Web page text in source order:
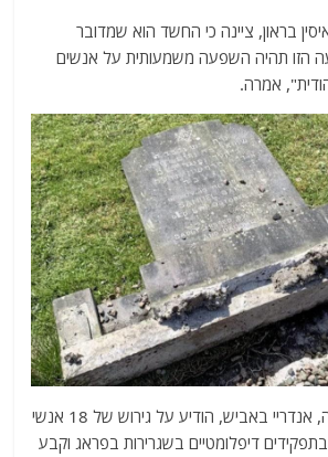
בראון, ציינה כי החשד הוא שמדובר
הזו תהיה השפעה משמעותית על אנשים
אמרה.
*- ראש ממשלת צ'כיה, אנדריי באביש, הודיע על גירוש של 18 אנשי
דיפלומטיים בשגרירות בפראג וקבע